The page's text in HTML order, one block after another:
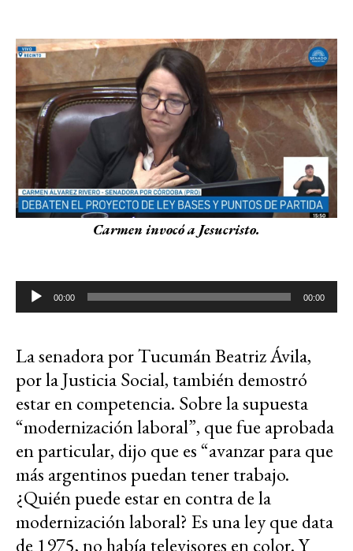
Carmen invocó a Jesucristo.
Reproductor
de
00:00 00:00
La senadora por Tucumán Beatriz Ávila,
por la Justicia Social, también demostró
estar en competencia. Sobre la supuesta
“modernización laboral”, que fue aprobada
en particular, dijo que es “avanzar para que
más argentinos puedan tener trabajo.
¿Quién puede estar en contra de la
modernización laboral? Es una ley que data
de 1975, no había televisores en color. Y